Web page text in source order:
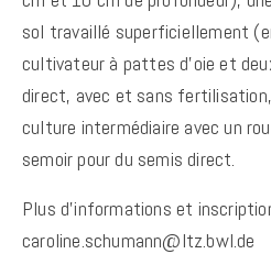
sol travaillé superficiellement
cultivateur à pattes d’oie et
direct, avec et sans fertilisation,
culture intermédiaire avec un
semoir pour du semis direct.
Plus d’informations et
caroline.schumann@ltz.bwl.de